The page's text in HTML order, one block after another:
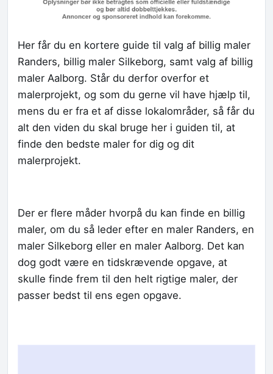
Her får du en kortere guide til valg af billig maler
Randers, billig maler Silkeborg, samt valg af billig
maler Aalborg. Står du derfor overfor et
malerprojekt, og som du gerne vil have hjælp til,
mens du er fra et af disse lokalområder, så får du
alt den viden du skal bruge her i guiden til, at
finde den bedste maler for dig og dit
malerprojekt.
Der er flere måder hvorpå du kan finde en billig
maler, om du så leder efter en maler Randers, en
maler Silkeborg eller en maler Aalborg. Det kan
dog godt være en tidskrævende opgave, at
skulle finde frem til den helt rigtige maler, der
passer bedst til ens egen opgave.